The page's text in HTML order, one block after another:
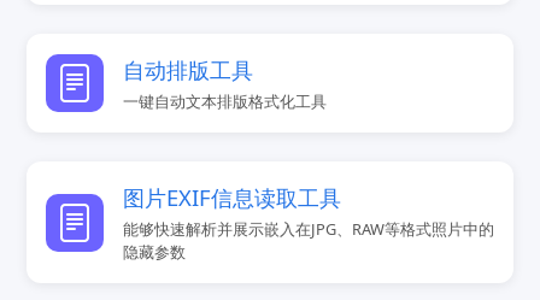
自动排版工具
一键自动文本排版格式化工具
图片EXIF信息读取工具
能够快速解析并展示嵌入在JPG、RAW等格式照片中的
隐藏参数